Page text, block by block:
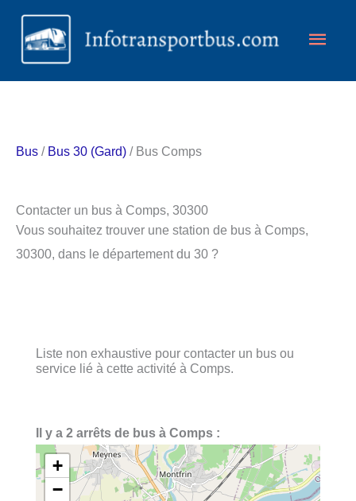
Aller
contenu
Bus / Bus 30 (Gard) / Bus Comps
Contacter un bus à Comps, 30300
Vous souhaitez trouver une station de bus à Comps,
30300, dans le département du 30 ?
Liste non exhaustive pour contacter un bus ou
service lié à cette activité à Comps.
Il y a 2 arrêts de bus à Comps :
+
−